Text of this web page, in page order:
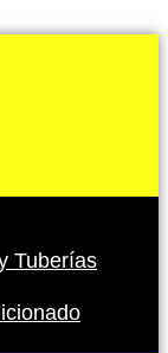
Tuberías